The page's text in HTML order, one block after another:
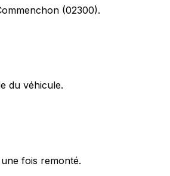
(02300).
du véhicule.
fois remonté.